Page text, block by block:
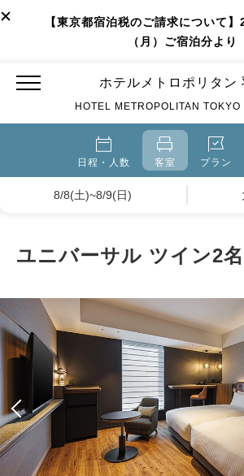
【東京都宿泊税のご請求について
（月）ご宿泊分より
ホテルメトロポリタン
HOTEL METROPOLITAN
日程・人数 客室 プラン
8/8(土)~8/9(日)
ユニバーサル ツイン2